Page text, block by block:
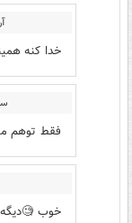
خدا کنه
فقط توهم
خوب 🧐دیگه